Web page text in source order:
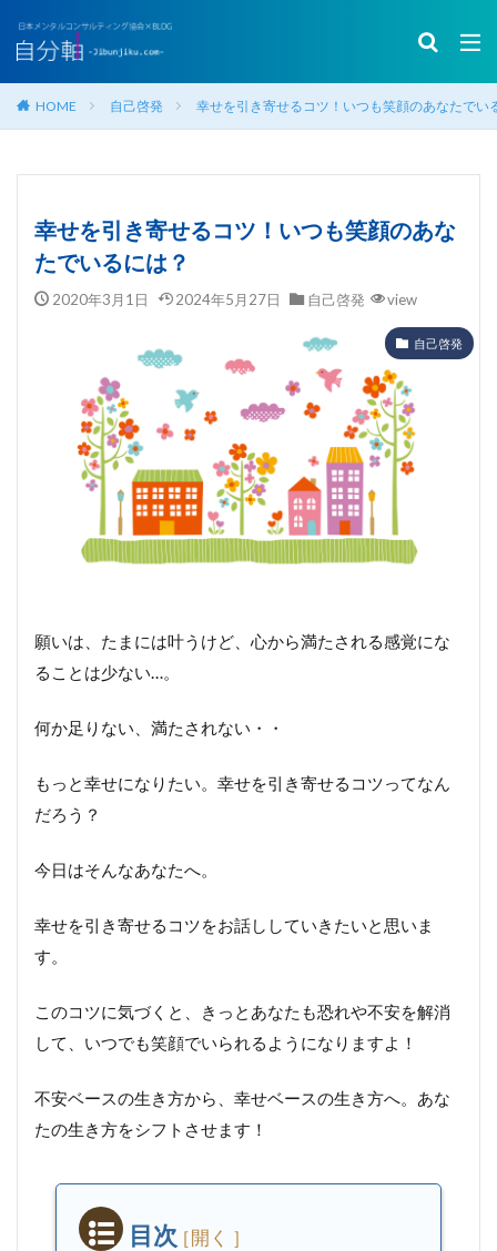
HOME 自己啓発 幸せを引き寄せるコツ！いつも笑顔のあなたでい
幸せを引き寄せるコツ！いつも笑顔のあな
たでいるには？
2020年3月1日 2024年5月27日 自己啓発 view
自己啓発
願いは、たまには叶うけど、心から満たされる感覚にな
ることは少ない…。
何か足りない、満たされない・・
もっと幸せになりたい。幸せを引き寄せるコツってなん
だろう？
今日はそんなあなたへ。
幸せを引き寄せるコツをお話ししていきたいと思いま
す。
このコツに気づくと、きっとあなたも恐れや不安を解消
して、いつでも笑顔でいられるようになりますよ！
不安ベースの生き方から、幸せベースの生き方へ。あな
たの生き方をシフトさせます！
目次